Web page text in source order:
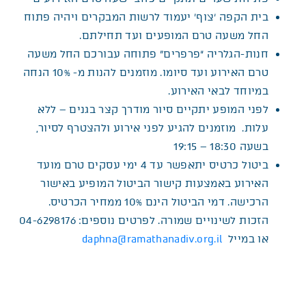
בית הקפה ‘צוף’ יעמוד לרשות המבקרים ויהיה פתוח
החל משעה טרם המופעים ועד תחילתם.
חנות-הגלריה “פרפרים” פתוחה עבורכם החל משעה
טרם האירוע ועד סיומו. מוזמנים להנות מ- 10% הנחה
במיוחד לבאי האירוע.
לפני המופע יתקיים סיור מודרך קצר בגנים – ללא
עלות. מוזמנים להגיע לפני אירוע ולהצטרף לסיור,
בשעה 18:30 – 19:15
ביטול כרטיס יתאפשר עד 4 ימי עסקים טרם מועד
האירוע באמצעות קישור הביטול המופיע באישור
הרכישה. דמי הביטול הינם 10% ממחיר הכרטיס.
הזכות לשינויים שמורה. לפרטים נוספים: 04-6298176
או במייל daphna@ramathanadiv.org.il